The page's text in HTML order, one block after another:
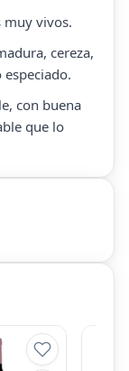
muy vivos.
cereza,
con buena
que lo